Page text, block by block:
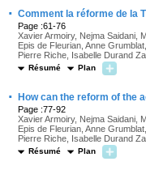
· Comment la réforme de la
Page :61-76
Xavier Armoiry, Nejma Saidani,
Epis de Fleurian, Anne
Pierre Riche, Isabelle Durand
Résumé Plan
· How can the reform of the
Page :77-92
Xavier Armoiry, Nejma Saidani,
Epis de Fleurian, Anne
Pierre Riche, Isabelle Durand
Résumé Plan